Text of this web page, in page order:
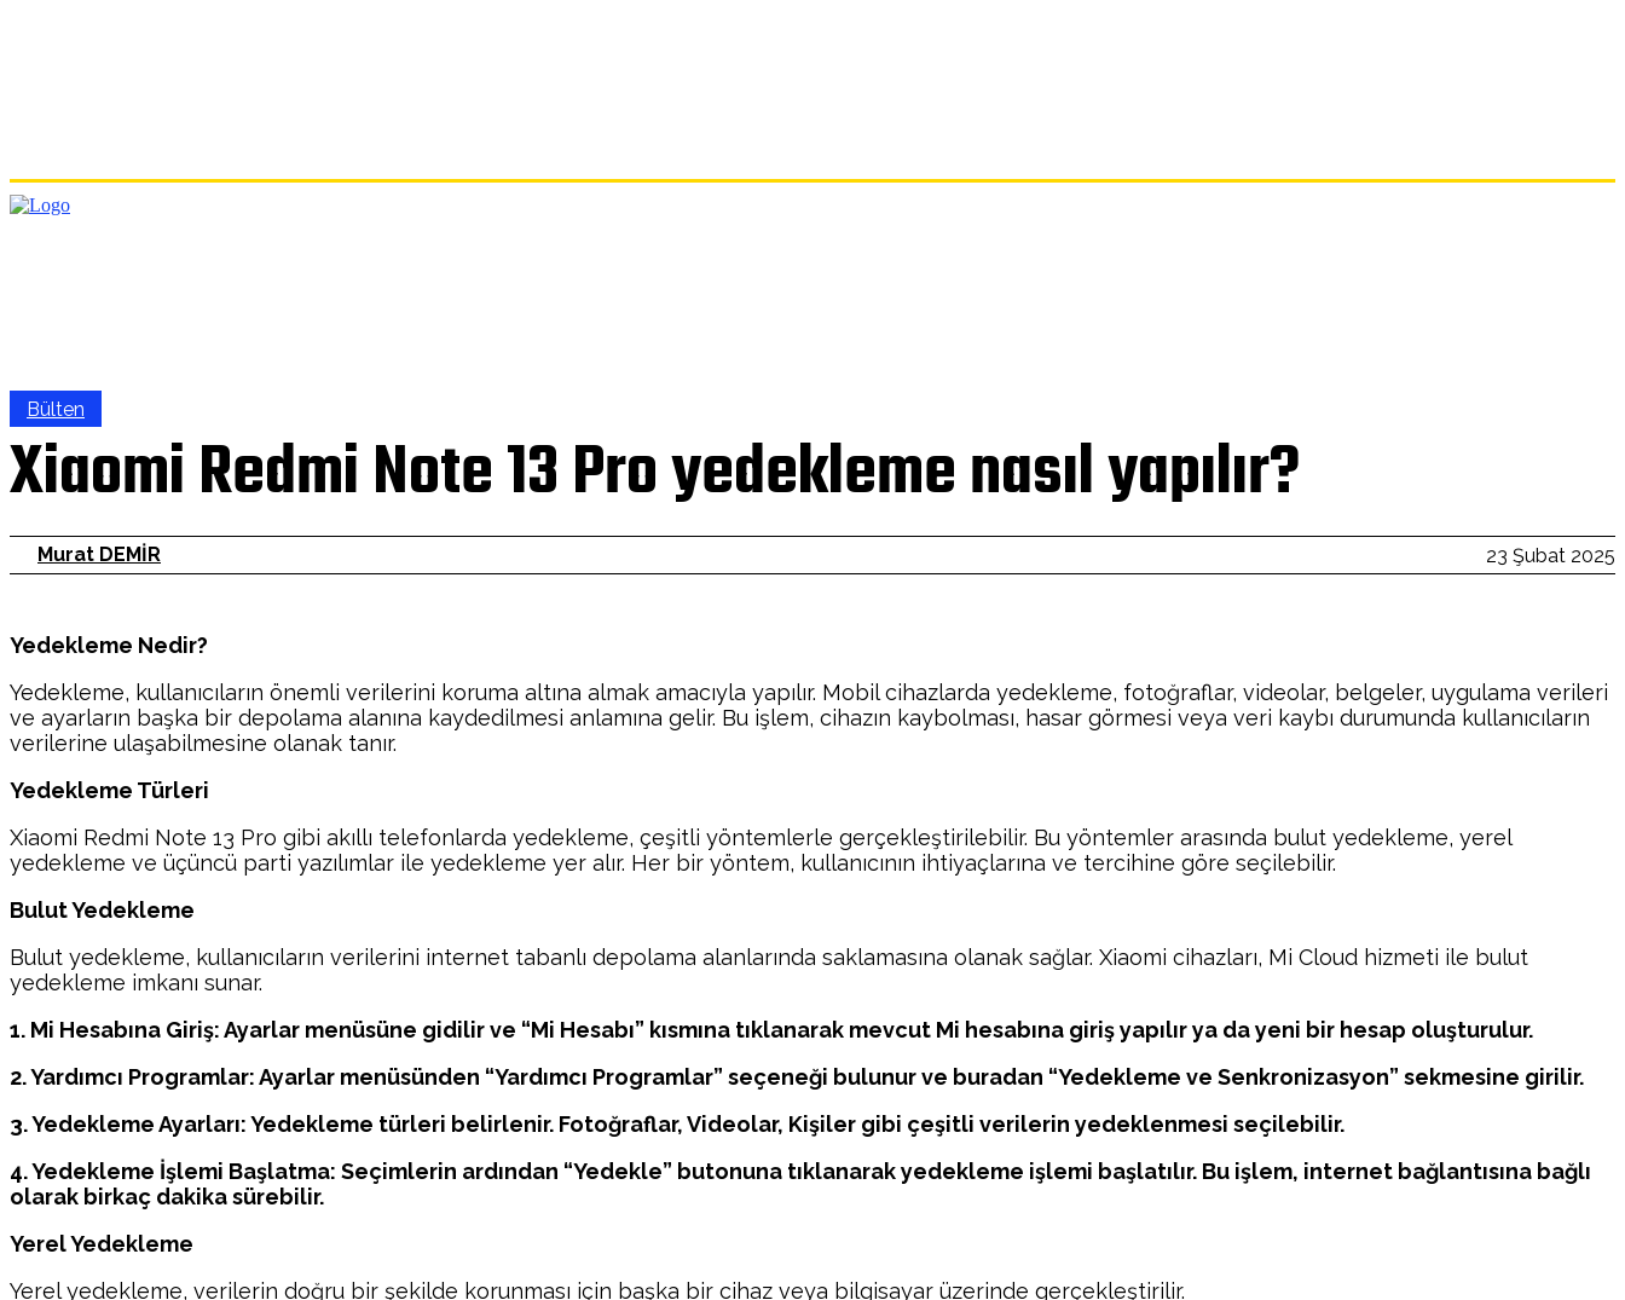
Bülten
Xiaomi Redmi Note 13 Pro yedekleme nasıl yapılır?
23 Şubat 2025
Murat DEMİR
Yedekleme Nedir?
Yedekleme, kullanıcıların önemli verilerini koruma altına almak amacıyla yapılır. Mobil cihazlarda yedekleme, fotoğraflar, videolar, belgeler, uygulama verileri
ve ayarların başka bir depolama alanına kaydedilmesi anlamına gelir. Bu işlem, cihazın kaybolması, hasar görmesi veya veri kaybı durumunda kullanıcıların
verilerine ulaşabilmesine olanak tanır.
Yedekleme Türleri
Xiaomi Redmi Note 13 Pro gibi akıllı telefonlarda yedekleme, çeşitli yöntemlerle gerçekleştirilebilir. Bu yöntemler arasında bulut yedekleme, yerel
yedekleme ve üçüncü parti yazılımlar ile yedekleme yer alır. Her bir yöntem, kullanıcının ihtiyaçlarına ve tercihine göre seçilebilir.
Bulut Yedekleme
Bulut yedekleme, kullanıcıların verilerini internet tabanlı depolama alanlarında saklamasına olanak sağlar. Xiaomi cihazları, Mi Cloud hizmeti ile bulut
yedekleme imkanı sunar.
1. Mi Hesabına Giriş: Ayarlar menüsüne gidilir ve “Mi Hesabı” kısmına tıklanarak mevcut Mi hesabına giriş yapılır ya da yeni bir hesap oluşturulur.
2. Yardımcı Programlar: Ayarlar menüsünden “Yardımcı Programlar” seçeneği bulunur ve buradan “Yedekleme ve Senkronizasyon” sekmesine girilir.
3. Yedekleme Ayarları: Yedekleme türleri belirlenir. Fotoğraflar, Videolar, Kişiler gibi çeşitli verilerin yedeklenmesi seçilebilir.
4. Yedekleme İşlemi Başlatma: Seçimlerin ardından “Yedekle” butonuna tıklanarak yedekleme işlemi başlatılır. Bu işlem, internet bağlantısına bağlı
olarak birkaç dakika sürebilir.
Yerel Yedekleme
Yerel yedekleme, verilerin doğru bir şekilde korunması için başka bir cihaz veya bilgisayar üzerinde gerçekleştirilir.